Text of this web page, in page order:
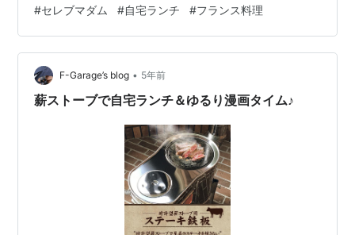
では、泡で乾杯！ 集まったのは藤野真紀子先生の教室に
通っているメンバー4人！ グルメ揃い？（笑） まず最初
に食べたのはビーツのサラダ 赤い色がとてもキレイ！
私、ビーツ大好きなんです〜 続いて、トウモロコシのム
ース！ 滑らか！私は今年初とうもろこし！！夏の味だな
#セレブマダム #自宅ランチ #フランス料理
F-Garage’s blog • 5年前
薪ストーブで自宅ランチ＆ゆるり漫画タイム♪